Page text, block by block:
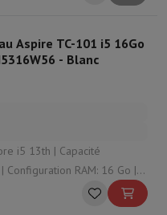
Aspire TC-101 i5 16Go
- Blanc
| Capacité
RAM: 16 Go |